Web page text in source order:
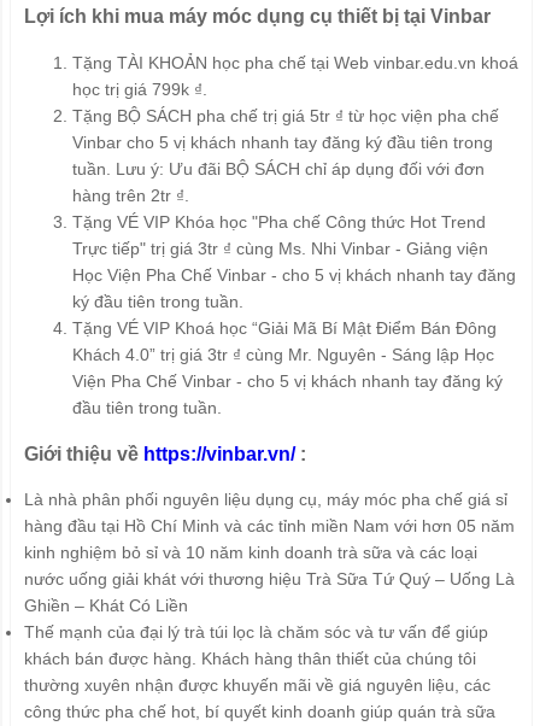
Lợi ích khi mua máy móc dụng cụ thiết bị tại Vinbar
Tặng TÀI KHOẢN học pha chế tại Web vinbar.edu.vn khoá
học trị giá 799k ₫.
Tặng BỘ SÁCH pha chế trị giá 5tr ₫ từ học viện pha chế
Vinbar cho 5 vị khách nhanh tay đăng ký đầu tiên trong
tuần. Lưu ý: Ưu đãi BỘ SÁCH chỉ áp dụng đối với đơn
hàng trên 2tr ₫.
Tặng VÉ VIP Khóa học "Pha chế Công thức Hot Trend
Trực tiếp" trị giá 3tr ₫ cùng Ms. Nhi Vinbar - Giảng viện
Học Viện Pha Chế Vinbar - cho 5 vị khách nhanh tay đăng
ký đầu tiên trong tuần.
Tặng VÉ VIP Khoá học “Giải Mã Bí Mật Điểm Bán Đông
Khách 4.0” trị giá 3tr ₫ cùng Mr. Nguyên - Sáng lập Học
Viện Pha Chế Vinbar - cho 5 vị khách nhanh tay đăng ký
đầu tiên trong tuần.
Giới thiệu về https://vinbar.vn/:
Là nhà phân phối nguyên liệu dụng cụ, máy móc pha chế giá sỉ
hàng đầu tại Hồ Chí Minh và các tỉnh miền Nam với hơn 05 năm
kinh nghiệm bỏ sỉ và 10 năm kinh doanh trà sữa và các loại
nước uống giải khát với thương hiệu Trà Sữa Tứ Quý – Uống Là
Ghiền – Khát Có Liền
Thế mạnh của đại lý trà túi lọc là chăm sóc và tư vấn để giúp
khách bán được hàng. Khách hàng thân thiết của chúng tôi
thường xuyên nhận được khuyến mãi về giá nguyên liệu, các
công thức pha chế hot, bí quyết kinh doanh giúp quán trà sữa